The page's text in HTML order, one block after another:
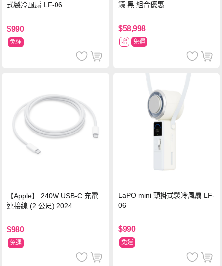
式製冷風扇 LF-06
$990
免運
鏡 黑 組合優惠
$58,998
贈 免運
【Apple】 240W USB-C 充電
連接線 (2 公尺) 2024
$980
免運
LaPO mini 頸掛式製冷風扇 LF-
06
$990
免運